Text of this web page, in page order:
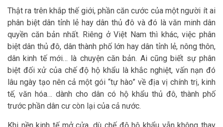
Thật ra trên khắp thế giới, phần căn cước của một người ít ai
phân biệt dân tỉnh lẻ hay dân thủ đô và đó là văn minh dân
quyền căn bản nhất. Riêng ở Việt Nam thì khác, việc phân
biệt dân thủ đô, dân thành phố lớn hay dân tỉnh lẻ, nông thôn,
dân kinh tế mới… là chuyện căn bản. Ai cũng biết sự phân
biệt đối xử của chế độ hộ khẩu là khắc nghiệt, vấn nạn đó
lâu ngày tạo nên cả một gói “tự hào” về địa vị chính trị, kinh
tế, văn hóa… dành cho dân có hộ khẩu thủ đô, thành phố
trước phần dân cư còn lại của cả nước.